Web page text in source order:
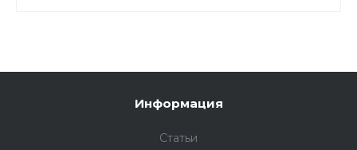
Информация
Статьи